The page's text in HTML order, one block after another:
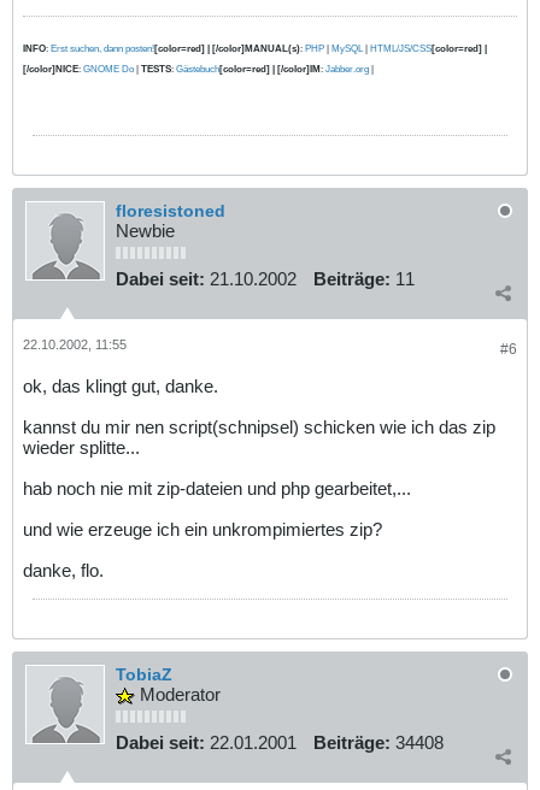
INFO: Erst suchen, dann posten![color=red] | [/color]MANUAL(s): PHP MySQL| HTML/JS/CSS[color=red] |
[/color]NICE: GNOME Do TESTS: Gästebuch[color=red] | [/color]IM : Jabber.org
floresistoned
Newbie
Dabei seit: 21.10.2002 Beiträge: 11
#6
22.10.2002, 11:55
ok, das klingt gut, danke.
kannst du mir nen script(schnipsel) schicken wie ich das zip
wieder splitte...
hab noch nie mit zip-dateien und php gearbeitet,...
und wie erzeuge ich ein unkrompimiertes zip?
danke, flo.
TobiaZ
Moderator
Dabei seit: 22.01.2001 Beiträge: 34408